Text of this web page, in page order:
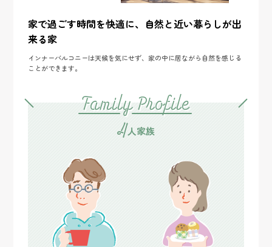
家で過ごす時間を快適に、自然と近い暮らしが出
来る家
インナーバルコニーは天候を気にせず、家の中に居ながら自然を感じる
ことができます。
Family Profile
4人家族